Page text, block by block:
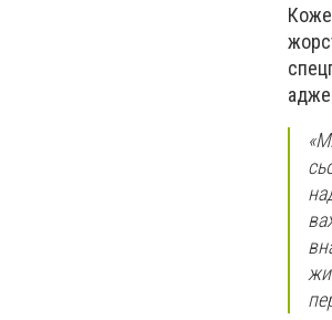
адже